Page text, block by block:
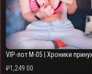
VIP-лот M-05 | Хроники
₽1,249.00